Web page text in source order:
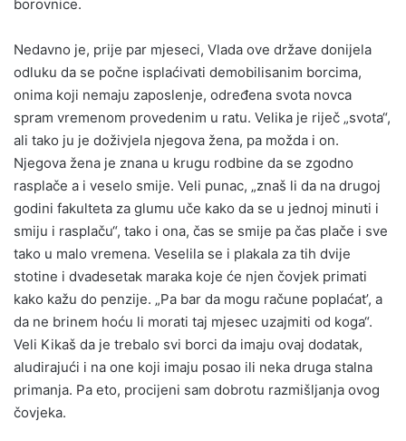
borovnice.
Nedavno je, prije par mjeseci, Vlada ove države donijela
odluku da se počne isplaćivati demobilisanim borcima,
onima koji nemaju zaposlenje, određena svota novca
spram vremenom provedenim u ratu. Velika je riječ „svota“,
ali tako ju je doživjela njegova žena, pa možda i on.
Njegova žena je znana u krugu rodbine da se zgodno
rasplače a i veselo smije. Veli punac, „znaš li da na drugoj
godini fakulteta za glumu uče kako da se u jednoj minuti i
smiju i rasplaču“, tako i ona, čas se smije pa čas plače i sve
tako u malo vremena. Veselila se i plakala za tih dvije
stotine i dvadesetak maraka koje će njen čovjek primati
kako kažu do penzije. „Pa bar da mogu račune poplaćat’, a
da ne brinem hoću li morati taj mjesec uzajmiti od koga“.
Veli Kikaš da je trebalo svi borci da imaju ovaj dodatak,
aludirajući i na one koji imaju posao ili neka druga stalna
primanja. Pa eto, procijeni sam dobrotu razmišljanja ovog
čovjeka.